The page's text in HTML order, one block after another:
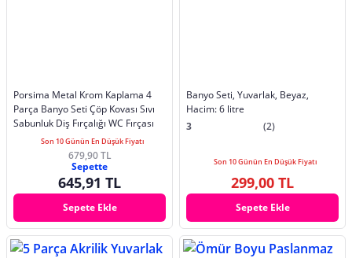
Porsima Metal Krom Kaplama 4
Parça Banyo Seti Çöp Kovası Sıvı
Sabunluk Diş Fırçalığı WC Fırçası
Son 10 Günün En Düşük Fiyatı
679,90 TL
Sepette
645,91 TL
Sepete Ekle
Banyo Seti, Yuvarlak, Beyaz,
Hacim: 6 litre
3
(2)
Son 10 Günün En Düşük Fiyatı
299,00 TL
Sepete Ekle